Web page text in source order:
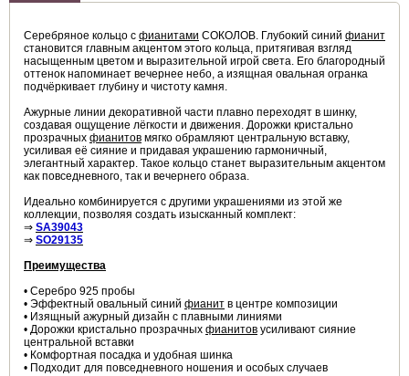
Серебряное кольцо с фианитами СОКОЛОВ. Глубокий синий фианит
становится главным акцентом этого кольца, притягивая взгляд
насыщенным цветом и выразительной игрой света. Его благородный
оттенок напоминает вечернее небо, а изящная овальная огранка
подчёркивает глубину и чистоту камня.
Ажурные линии декоративной части плавно переходят в шинку,
создавая ощущение лёгкости и движения. Дорожки кристально
прозрачных фианитов мягко обрамляют центральную вставку,
усиливая её сияние и придавая украшению гармоничный,
элегантный характер. Такое кольцо станет выразительным акцентом
как повседневного, так и вечернего образа.
Идеально комбинируется с другими украшениями из этой же
коллекции, позволяя создать изысканный комплект:
⇒ SA39043
⇒ SO29135
Преимущества
• Серебро 925 пробы
• Эффектный овальный синий фианит в центре композиции
• Изящный ажурный дизайн с плавными линиями
• Дорожки кристально прозрачных фианитов усиливают сияние
центральной вставки
• Комфортная посадка и удобная шинка
• Подходит для повседневного ношения и особых случаев